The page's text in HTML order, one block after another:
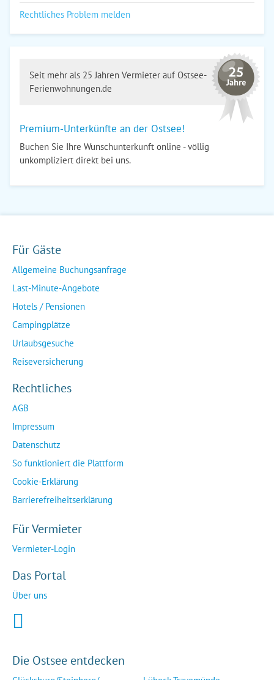
Rechtliches Problem melden
Seit mehr als 25 Jahren Vermieter auf Ostsee-
Ferienwohnungen.de
Premium-Unterkünfte an der Ostsee!
Buchen Sie Ihre Wunschunterkunft online - völlig
unkompliziert direkt bei uns.
Für Gäste
Allgemeine Buchungsanfrage
Last-Minute-Angebote
Hotels / Pensionen
Campingplätze
Urlaubsgesuche
Reiseversicherung
Rechtliches
AGB
Impressum
Datenschutz
So funktioniert die Plattform
Cookie-Erklärung
Barrierefreiheitserklärung
Für Vermieter
Vermieter-Login
Das Portal
Über uns
Die Ostsee entdecken